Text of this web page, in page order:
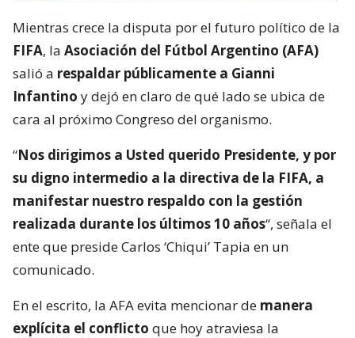
Mientras crece la disputa por el futuro político de la
FIFA, la Asociación del Fútbol Argentino (AFA)
salió a respaldar públicamente a Gianni
Infantino y dejó en claro de qué lado se ubica de
cara al próximo Congreso del organismo.
“Nos dirigimos a Usted querido Presidente, y por
su digno intermedio a la directiva de la FIFA, a
manifestar nuestro respaldo con la gestión
realizada durante los últimos 10 años“, señala el
ente que preside Carlos ‘Chiqui’ Tapia en un
comunicado.
En el escrito, la AFA evita mencionar de manera
explícita el conflicto que hoy atraviesa la